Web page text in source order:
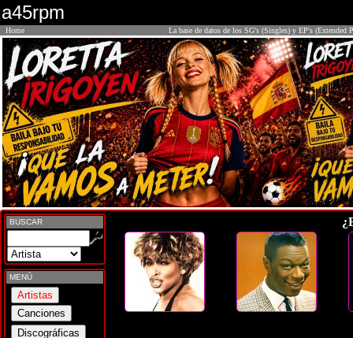
a45rpm
Home La base de datos de los SG's (Singles) y EP's (Extended
BUSCAR
MENÚ